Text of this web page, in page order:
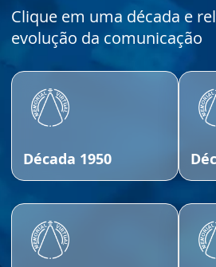
Clique em uma década e
evolução da comunicação
Década 1950